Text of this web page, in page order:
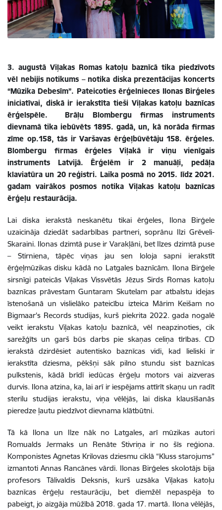
3. augustā Viļakas Romas katoļu baznīcā tika piedzīvots
vēl nebijis notikums – notika diska prezentācijas koncerts
“Mūzika Debesīm”. Pateicoties ērģelnieces Ilonas Birģeles
iniciatīvai, diskā ir ierakstīta tieši Viļakas katoļu baznīcas
ērģelspēle. Brāļu Blombergu firmas instruments
dievnamā tika iebūvēts 1895. gadā, un, kā norāda firmas
zīme op.158, tās ir Varšavas ērģeļbūvētāju 158. ērģeles.
Blombergu firmas ērģeles Viļakā ir viņu vienīgais
instruments Latvijā. Ērģelēm ir 2 manuāļi, pedāļa
klaviatūra un 20 reģistri. Laika posmā no 2015. līdz 2021.
gadam vairākos posmos notika Viļakas katoļu baznīcas
ērģeļu restaurācija.
Lai diska ierakstā neskanētu tikai ērģeles, Ilona Birģele
uzaicināja dziedāt sadarbības partneri, soprānu Ilzi Grēveli-
Skaraini. Ilonas dzimtā puse ir Varakļāni, bet Ilzes dzimtā puse
– Stirniena, tāpēc viņas jau sen loloja sapni ierakstīt
ērģeļmūzikas disku kādā no Latgales baznīcām. Ilona Birģele
sirsnīgi pateicās Viļakas Vissvētās Jēzus Sirds Romas katoļu
baznīcas prāvestam Guntaram Skutelam par atbalstu idejas
īstenošanā un vislielāko pateicību izteica Mārim Keišam no
Bigmaar's Records studijas, kurš piekrita 2022. gada nogalē
veikt ierakstu Viļakas katoļu baznīcā, vēl neapzinoties, cik
sarežģīts un garš būs darbs pie skaņas celiņa tīrības. CD
ierakstā dzirdēsiet autentisko baznīcas vidi, kad lieliski ir
ierakstīta dziesma, pēkšņi sāk pilno stundu sist baznīcas
pulkstenis, kādā brīdī iedūcas ērģeļu motors vai aizveras
durvis. Ilona atzina, ka, lai arī ir iespējams attīrīt skaņu un radīt
sterilu studijas ierakstu, viņa vēlējās, lai diska klausīšanās
pieredze ļautu piedzīvot dievnama klātbūtni.
Tā kā Ilona un Ilze nāk no Latgales, arī mūzikas autori
Romualds Jermaks un Renāte Stivriņa ir no šīs reģiona.
Komponistes Agnetas Krilovas dziesmu ciklā “Kluss starojums”
izmantoti Annas Rancānes vārdi. Ilonas Birģeles skolotājs bija
profesors Tālivaldis Deksnis, kurš uzsāka Viļakas katoļu
baznīcas ērģeļu restaurāciju, bet diemžēl nepaspēja to
pabeigt, jo aizgāja mūžībā 2018. gada 17. martā. Ilona vēlējās,